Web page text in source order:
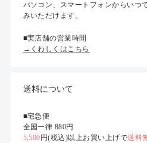
パソコン、スマートフォンからいつ
みいただけます。
■実店舗の営業時間
→くわしくはこちら
送料について
■宅急便
全国一律 880円
5,500円(税込)以上お買い上げで送料